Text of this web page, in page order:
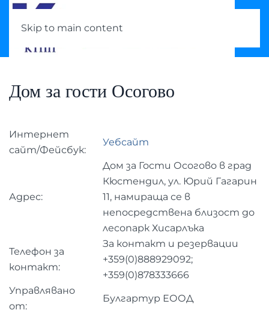
Skip to main content
Дом за гости Осогово
Интернет
сайт/Фейсбук:
Уебсайт
Адрес:
Дом за Гости Осогово в град
Кюстендил, ул. Юрий Гагарин
11, намираща се в
непосредствена близост до
лесопарк Хисарлъка
Телефон за
контакт:
За контакт и резервации
+359(0)888929092;
+359(0)878333666
Управлявано
от:
Булгартур ЕООД